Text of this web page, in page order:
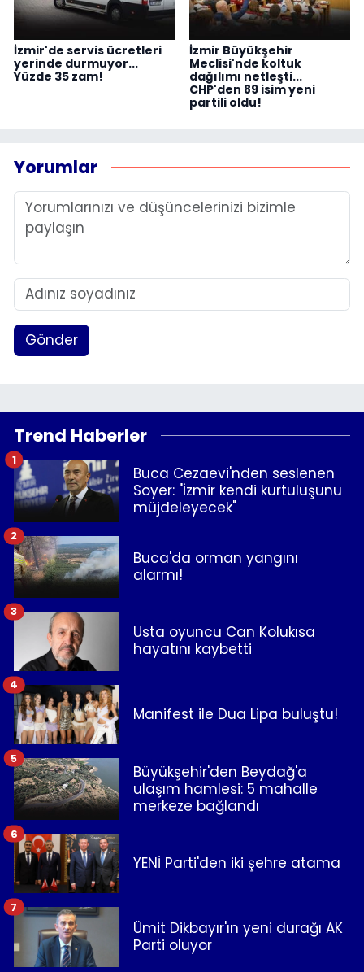
İzmir'de servis ücretleri
yerinde durmuyor...
Yüzde 35 zam!
İzmir Büyükşehir
Meclisi'nde koltuk
dağılımı netleşti...
CHP'den 89 isim yeni
partili oldu!
Yorumlar
Gönder
Trend Haberler
Buca Cezaevi'nden seslenen
Soyer: "İzmir kendi kurtuluşunu
müjdeleyecek"
1
Buca'da orman yangını
alarmı!
2
Usta oyuncu Can Kolukısa
hayatını kaybetti
3
Manifest ile Dua Lipa buluştu!
4
Büyükşehir'den Beydağ'a
ulaşım hamlesi: 5 mahalle
merkeze bağlandı
5
YENİ Parti'den iki şehre atama
6
Ümit Dikbayır'ın yeni durağı AK
Parti oluyor
7